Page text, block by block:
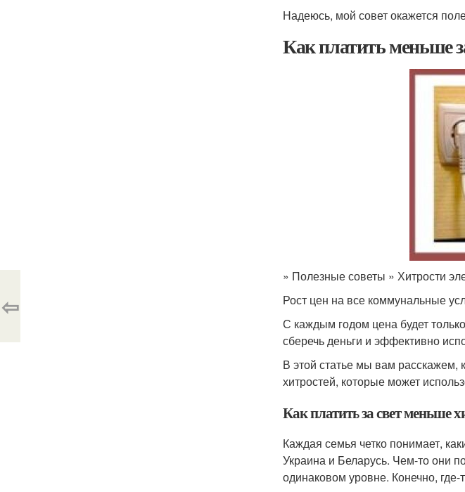
Надеюсь, мой совет окажется
Как платить меньше
» Полезные советы » Хитрости
Рост цен на все коммунальные
С каждым годом цена будет
сберечь деньги и эффективно
В этой статье мы вам расскажем,
хитростей, которые может
Как платить за свет меньше
Каждая семья четко понимает,
Украина и Беларусь. Чем-то они
одинаковом уровне. Конечно,
⇦